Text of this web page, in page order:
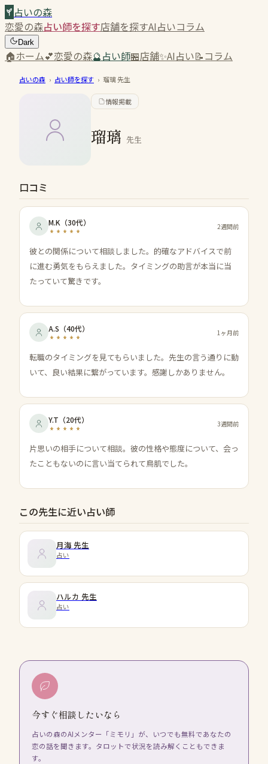
占いの森
恋愛の森占い師を探す店舗を探すAI占いコラム
Dark
🏠ホーム💕恋愛の森🔮占い師🏪店舗✨AI占い📝コラム
占いの森 › 占い師を探す › 瑠璃先生
情報掲載
瑠璃 先生
口コミ
M.K （30代） 2週間前
彼との関係について相談しました。的確なアドバイスで前
に進む勇気をもらえました。タイミングの助言が本当に当
たっていて驚きです。
A.S （40代） 1ヶ月前
転職のタイミングを見てもらいました。先生の言う通りに動
いて、良い結果に繋がっています。感謝しかありません。
Y.T （20代） 3週間前
片思いの相手について相談。彼の性格や態度について、会っ
たこともないのに言い当てられて鳥肌でした。
この先生に近い占い師
月海 先生
占い
ハルカ 先生
占い
今すぐ相談したいなら
占いの森のAIメンター「ミモリ」が、いつでも無料であなたの
恋の話を聞きます。タロットで状況を読み解くこともできま
す。